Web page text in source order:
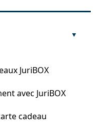
JuriBOX
avec JuriBOX
cadeau